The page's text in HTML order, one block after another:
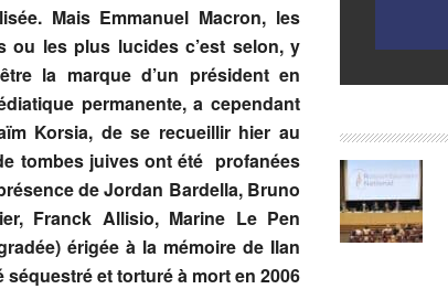
Mais Emmanuel Macron, les
ou les plus lucides c’est selon, y
la marque d’un président en
permanente, a cependant
Korsia, de se recueillir hier au
tombes juives ont été profanées
de Jordan Bardella, Bruno
Franck Allisio, Marine Le Pen
érigée à la mémoire de Ilan
et torturé à mort en 2006